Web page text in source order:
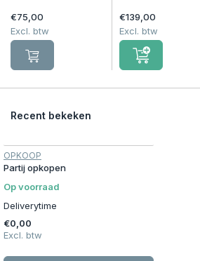
€75,00
Excl. btw
€139,00
Excl. btw
Recent bekeken
OPKOOP
Partij opkopen
Op voorraad
Deliverytime
€0,00
Excl. btw